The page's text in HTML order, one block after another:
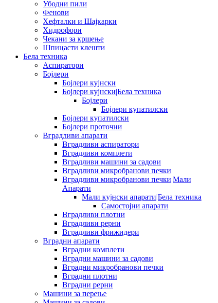
Убодни пили
Фенови
Хефталки и Шајкарки
Хидрофори
Чекани за кршење
Шпицасти клешти
Бела техника
Аспиратори
Бојлери
Бојлери кујнски
Бојлери кујнски|Бела техника
Бојлери
Бојлери купатилски
Бојлери купатилски
Бојлери проточни
Вградливи апарати
Вградливи аспиратори
Вградливи комплети
Вградливи машини за садови
Вградливи микробранови печки
Вградливи микробранови печки|Мали
Апарати
Мали кујнски апарати|Бела техника
Самостојни апарати
Вградливи плотни
Вградливи рерни
Вградливи фрижидери
Вградни апарати
Вградни комплети
Вградни машини за садови
Вградни микробранови печки
Вградни плотни
Вградни рерни
Машини за перење